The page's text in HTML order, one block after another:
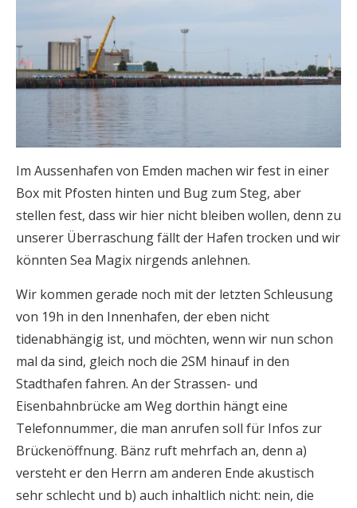
Im Aussenhafen von Emden machen wir fest in einer
Box mit Pfosten hinten und Bug zum Steg, aber
stellen fest, dass wir hier nicht bleiben wollen, denn zu
unserer Überraschung fällt der Hafen trocken und wir
könnten Sea Magix nirgends anlehnen.
Wir kommen gerade noch mit der letzten Schleusung
von 19h in den Innenhafen, der eben nicht
tidenabhängig ist, und möchten, wenn wir nun schon
mal da sind, gleich noch die 2SM hinauf in den
Stadthafen fahren. An der Strassen- und
Eisenbahnbrücke am Weg dorthin hängt eine
Telefonnummer, die man anrufen soll für Infos zur
Brückenöffnung. Bänz ruft mehrfach an, denn a)
versteht er den Herrn am anderen Ende akustisch
sehr schlecht und b) auch inhaltlich nicht: nein, die